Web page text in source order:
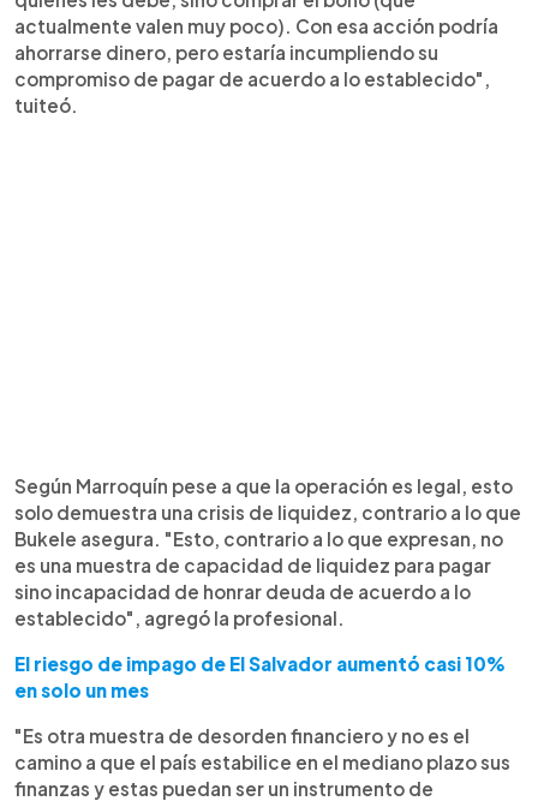
actualmente valen muy poco). Con esa acción podría
ahorrarse dinero, pero estaría incumpliendo su
compromiso de pagar de acuerdo a lo establecido",
tuiteó.
Según Marroquín pese a que la operación es legal, esto
solo demuestra una crisis de liquidez, contrario a lo que
Bukele asegura. "Esto, contrario a lo que expresan, no
es una muestra de capacidad de liquidez para pagar
sino incapacidad de honrar deuda de acuerdo a lo
establecido", agregó la profesional.
El riesgo de impago de El Salvador aumentó casi 10%
en solo un mes
"Es otra muestra de desorden financiero y no es el
camino a que el país estabilice en el mediano plazo sus
finanzas y estas puedan ser un instrumento de